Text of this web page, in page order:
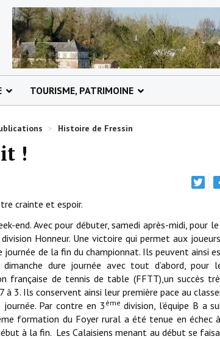
TOURISME, PATRIMOINE
> Histoire de Fressin
!
crainte et espoir.
end. Avec pour débuter, samedi après-midi, pour
Honneur. Une victoire qui permet aux
journée de la fin du championnat. Ils peuvent ainsi
dure journée avec tout d’abord, pour
française de tennis de table (FFTT),un succès
3. Ils conservent ainsi leur première pace au
Par contre en 3ème division, l’équipe B a
formation du Foyer rural a été tenue en échec
à la fin. Les Calaisiens menant au début se